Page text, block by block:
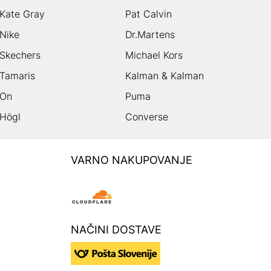
Gray
Pat Calvin
Dr.Martens
Michael Kors
Kalman & Kalman
Puma
Converse
VARNO NAKUPOVANJE
NAČINI DOSTAVE